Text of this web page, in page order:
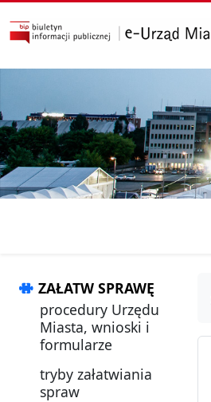
przejdź do głównego menu
ZAŁATW SPRAWĘ
procedury Urzędu
Miasta, wnioski i
formularze
tryby załatwiania
spraw